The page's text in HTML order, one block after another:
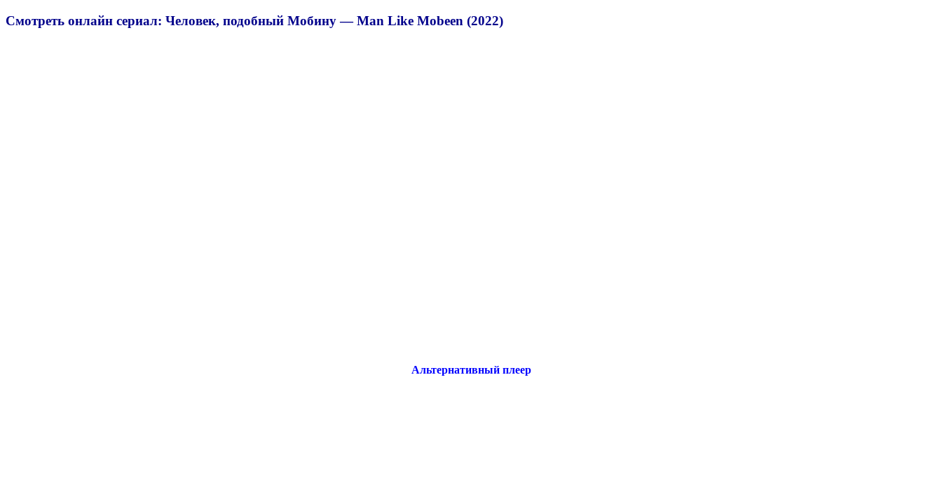
Смотреть онлайн сериал: Человек, подобный Мобину — Man Like Mobeen (2022)
Альтернативный плеер